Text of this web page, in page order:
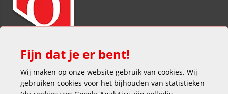
Fijn dat je er bent!
Wij maken op onze website gebruik van cookies. Wij
gebruiken cookies voor het bijhouden van statistieken